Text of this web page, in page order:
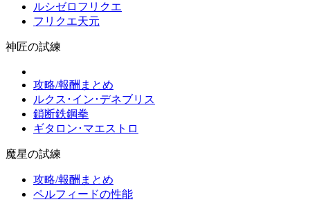
ルシゼロフリクエ
フリクエ天元
神匠の試練
攻略/報酬まとめ
ルクス･イン･デネブリス
鎖断鉄鋼拳
ギタロン･マエストロ
魔星の試練
攻略/報酬まとめ
ペルフィードの性能